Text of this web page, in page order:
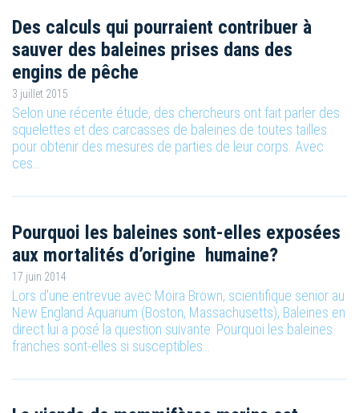
Des calculs qui pourraient contribuer à
sauver des baleines prises dans des
engins de pêche
3 juillet 2015
Selon une récente étude, des chercheurs ont fait parler des
squelettes et des carcasses de baleines de toutes tailles
pour obtenir des mesures de parties de leur corps. Avec
ces…
Pourquoi les baleines sont-elles exposées
aux mortalités d’origine humaine?
17 juin 2014
Lors d'une entrevue avec Moira Brown, scientifique senior au
New England Aquarium (Boston, Massachusetts), Baleines en
direct lui a posé la question suivante: Pourquoi les baleines
franches sont-elles si susceptibles…